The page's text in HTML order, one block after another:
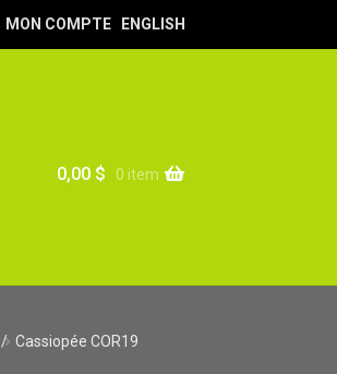
MON COMPTE ENGLISH
0,00 $ 0 item
/ Cassiopée COR19